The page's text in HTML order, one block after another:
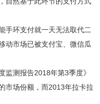
手环支付就一天无法取代二
动市场已被支付宝、微信瓜
监测报告2018年第3季度》
市场份额，而2013年拉卡拉